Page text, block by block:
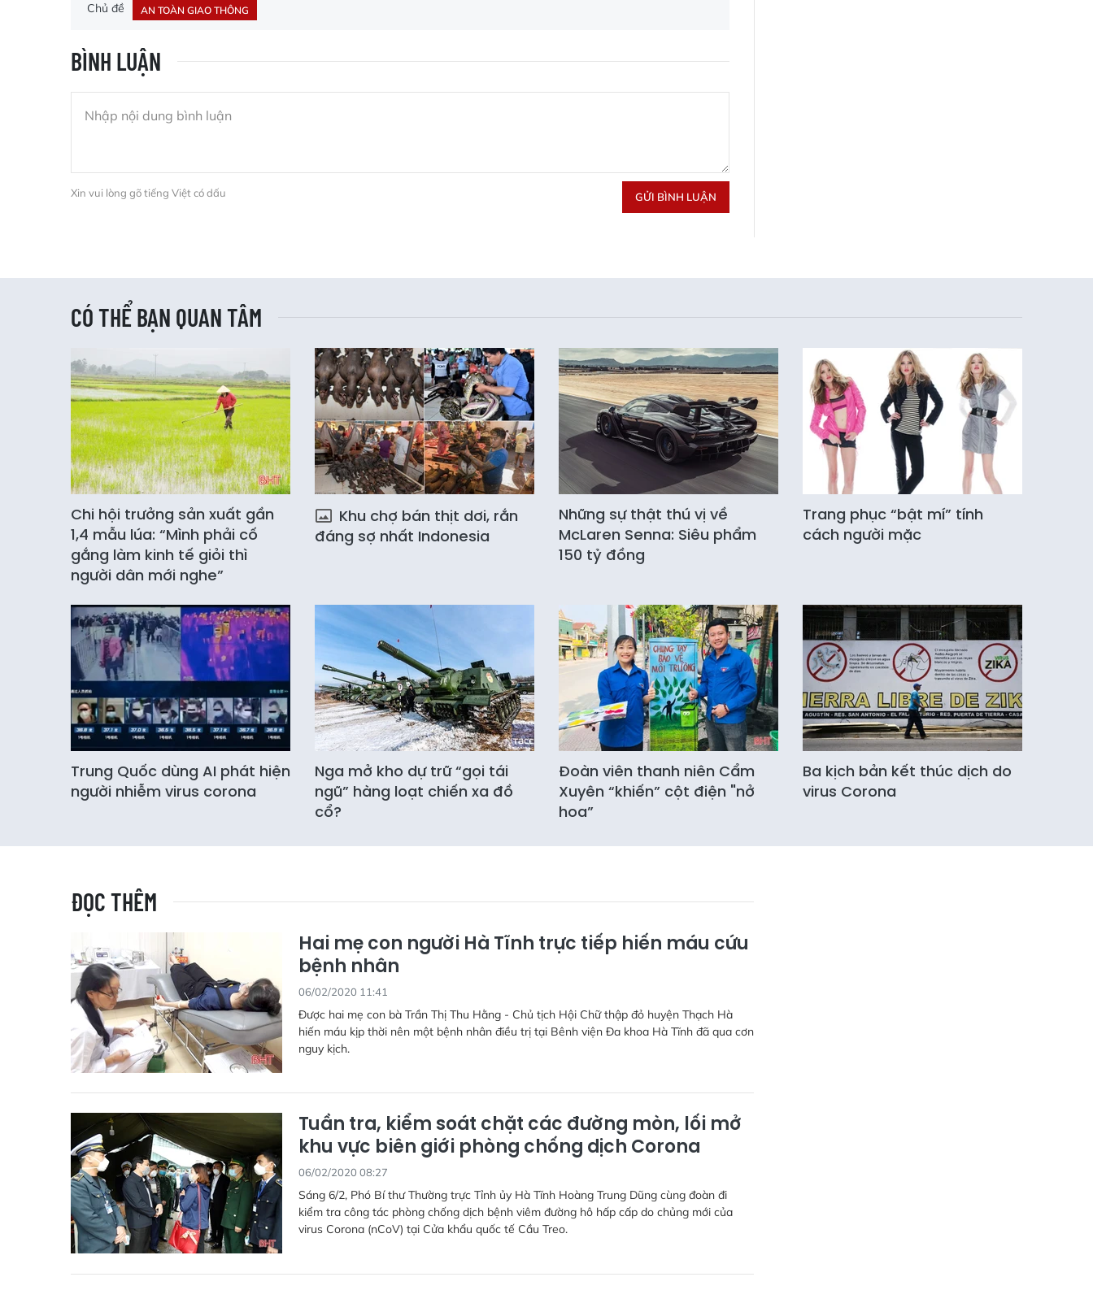
Chủ đề AN TOÀN GIAO THÔNG
BÌNH LUẬN
Xin vui lòng gõ tiếng Việt có dấu GỬI BÌNH LUẬN
CÓ THỂ BẠN QUAN TÂM
Chi hội trưởng sản xuất gần
1,4 mẫu lúa: “Mình phải cố
gắng làm kinh tế giỏi thì
người dân mới nghe”
Khu chợ bán thịt dơi, rắn
đáng sợ nhất Indonesia
Những sự thật thú vị về
McLaren Senna: Siêu phẩm
150 tỷ đồng
Trang phục “bật mí” tính
cách người mặc
Trung Quốc dùng AI phát hiện
người nhiễm virus corona
Nga mở kho dự trữ “gọi tái
ngũ” hàng loạt chiến xa đồ
cổ?
Đoàn viên thanh niên Cẩm
Xuyên “khiến” cột điện "nở
hoa”
Ba kịch bản kết thúc dịch do
virus Corona
ĐỌC THÊM
Hai mẹ con người Hà Tĩnh trực tiếp hiến máu cứu
bệnh nhân
06/02/2020 11:41
Được hai mẹ con bà Trần Thị Thu Hằng - Chủ tịch Hội Chữ thập đỏ huyện Thạch Hà
hiến máu kịp thời nên một bệnh nhân điều trị tại Bênh viện Đa khoa Hà Tĩnh đã qua cơn
nguy kịch.
Tuần tra, kiểm soát chặt các đường mòn, lối mở
khu vực biên giới phòng chống dịch Corona
06/02/2020 08:27
Sáng 6/2, Phó Bí thư Thường trực Tỉnh ủy Hà Tĩnh Hoàng Trung Dũng cùng đoàn đi
kiểm tra công tác phòng chống dịch bệnh viêm đường hô hấp cấp do chủng mới của
virus Corona (nCoV) tại Cửa khẩu quốc tế Cầu Treo.